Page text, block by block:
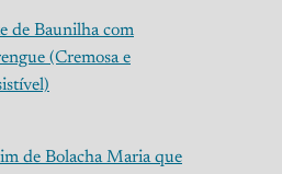
de Baunilha com
(Cremosa e
de Bolacha Maria que